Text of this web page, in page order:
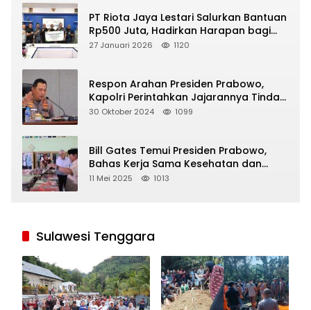
PT Riota Jaya Lestari Salurkan Bantuan
Rp500 Juta, Hadirkan Harapan bagi
Korban Bencana di Sumatera
27 Januari 2026 1120
Respon Arahan Presiden Prabowo,
Kapolri Perintahkan Jajarannya Tindak
Tegas Pelaku Judi Online
30 Oktober 2024 1099
Bill Gates Temui Presiden Prabowo,
Bahas Kerja Sama Kesehatan dan
Program Makan Bergizi Gratis
11 Mei 2025 1013
Sulawesi Tenggara